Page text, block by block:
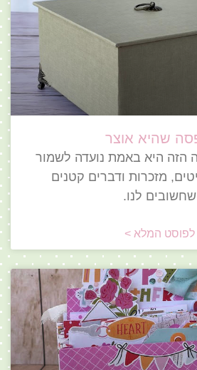
שהיא אוצר
הזה היא באמת נועדה לשמור
מזכרות ודברים קטנים
שחשובים לנו.
לפוסט המלא >